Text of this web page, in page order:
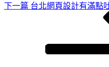
下
下一篇 台北網頁設計有滿點